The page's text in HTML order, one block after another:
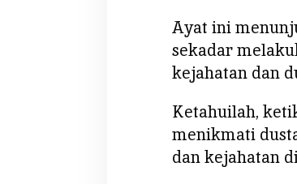
Ayat ini
sekadar
kejahatan dan
Ketahuilah,
menikmati
dan kejahatan